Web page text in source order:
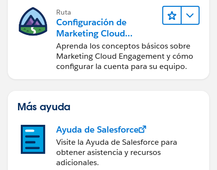
Ruta
Configuración de
Marketing Cloud
Engagement
Aprenda los conceptos básicos sobre
Marketing Cloud Engagement y cómo
configurar la cuenta para su equipo.
Más ayuda
Ayuda de Salesforce
Visite la Ayuda de Salesforce para
obtener asistencia y recursos
adicionales.